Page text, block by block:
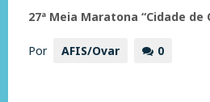
27ª Meia Maratona “Cidade de
Por AFIS/Ovar 0